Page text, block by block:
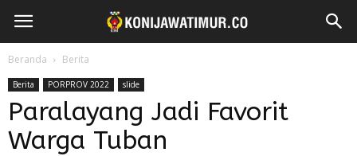
Beranda Berita
Berita PORPROV 2022 slide
Paralayang Jadi Favorit
Warga Tuban